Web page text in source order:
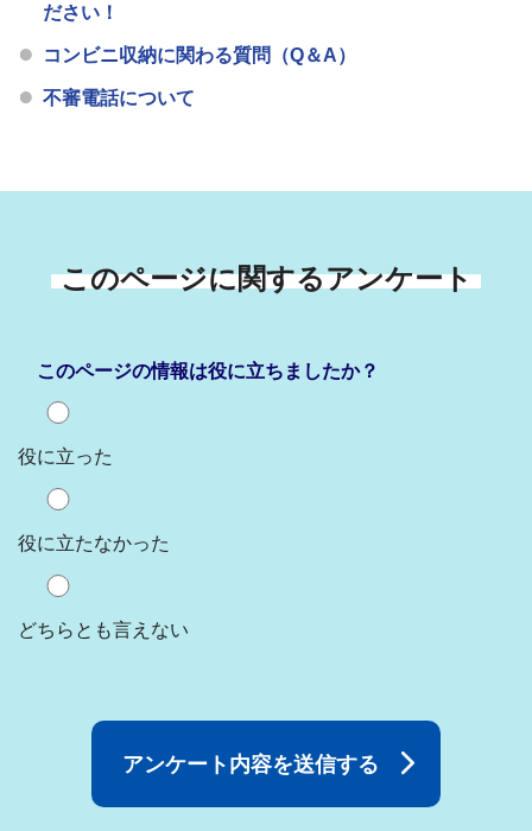
ださい！
コンビニ収納に関わる質問（Q＆A）
不審電話について
このページに関するアンケート
このページの情報は役に立ちましたか？
役に立った
役に立たなかった
どちらとも言えない